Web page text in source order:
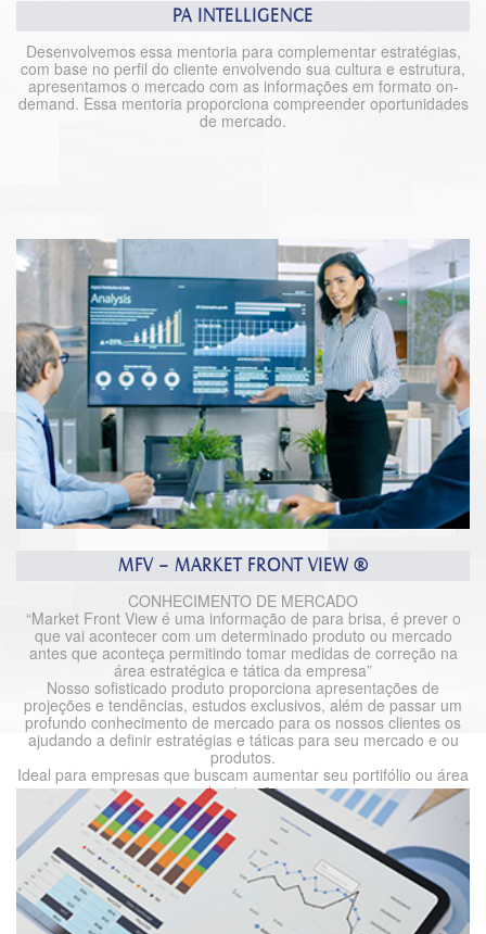
PA INTELLIGENCE
Desenvolvemos essa mentoria para complementar estratégias,
com base no perfil do cliente envolvendo sua cultura e estrutura,
apresentamos o mercado com as informações em formato on-
demand. Essa mentoria proporciona compreender oportunidades
de mercado.
MFV – MARKET FRONT VIEW ®
CONHECIMENTO DE MERCADO
“Market Front View é uma informação de para brisa, é prever o
que vai acontecer com um determinado produto ou mercado
antes que aconteça permitindo tomar medidas de correção na
área estratégica e tática da empresa”
Nosso sofisticado produto proporciona apresentações de
projeções e tendências, estudos exclusivos, além de passar um
profundo conhecimento de mercado para os nossos clientes os
ajudando a definir estratégias e táticas para seu mercado e ou
produtos.
Ideal para empresas que buscam aumentar seu portifólio ou área
de atuação.